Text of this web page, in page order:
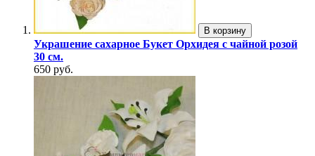
В корзину
Украшение сахарное Букет Орхидея с чайной розой
30 см.
650 руб.